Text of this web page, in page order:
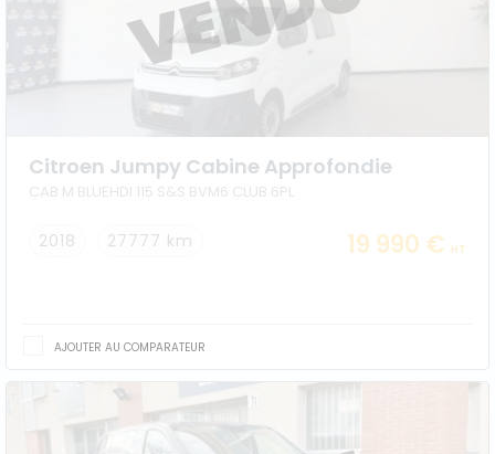
Citroen Jumpy Cabine Approfondie
CAB M BLUEHDI 115 S&S BVM6 CLUB 6PL
2018 27777 km 19 990 € HT
AJOUTER AU COMPARATEUR